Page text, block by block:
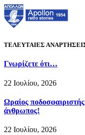
ΤΕΛΕΥΤΑΙΕΣ
Γνωρίζετε ότι…
22 Ιουλίου, 2026
Ωραίος
άνθρωπος!
22 Ιουλίου, 2026